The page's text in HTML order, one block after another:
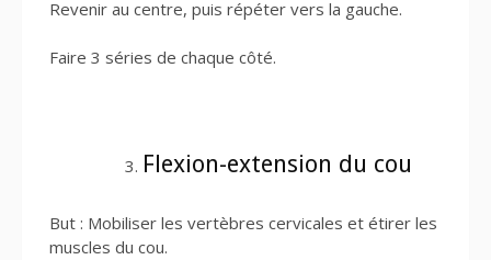
Revenir au centre, puis répéter vers la gauche.
Faire 3 séries de chaque côté.
Flexion-extension du cou
But : Mobiliser les vertèbres cervicales et étirer les
muscles du cou.